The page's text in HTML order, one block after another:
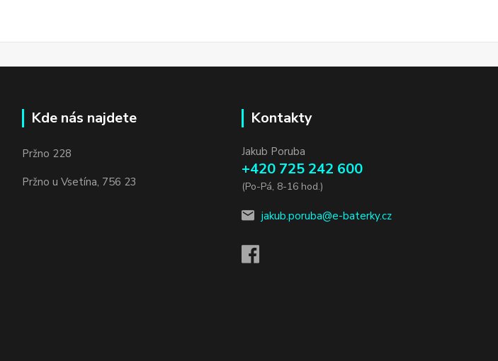
Kde nás najdete
Pržno 228
Pržno u Vsetína, 756 23
Kontakty
Jakub Poruba
+420 725 242 600
(Po-Pá, 8-16 hod.)
jakub.poruba@e-baterky.cz